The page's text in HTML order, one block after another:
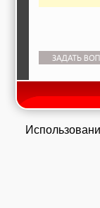
Использование информации требует ссылки на inter-